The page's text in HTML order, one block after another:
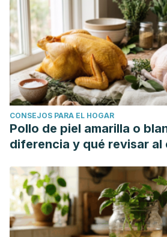
CONSEJOS PARA EL HOGAR
Pollo de piel amarilla o
diferencia y qué revisar al